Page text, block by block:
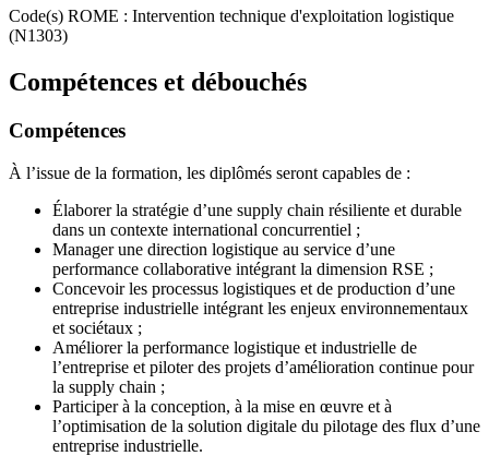
Code(s) ROME : Intervention technique d'exploitation logistique
(N1303)
Compétences et débouchés
Compétences
À l’issue de la formation, les diplômés seront capables de :
Élaborer la stratégie d’une supply chain résiliente et durable
dans un contexte international concurrentiel ;
Manager une direction logistique au service d’une
performance collaborative intégrant la dimension RSE ;
Concevoir les processus logistiques et de production d’une
entreprise industrielle intégrant les enjeux environnementaux
et sociétaux ;
Améliorer la performance logistique et industrielle de
l’entreprise et piloter des projets d’amélioration continue pour
la supply chain ;
Participer à la conception, à la mise en œuvre et à
l’optimisation de la solution digitale du pilotage des flux d’une
entreprise industrielle.